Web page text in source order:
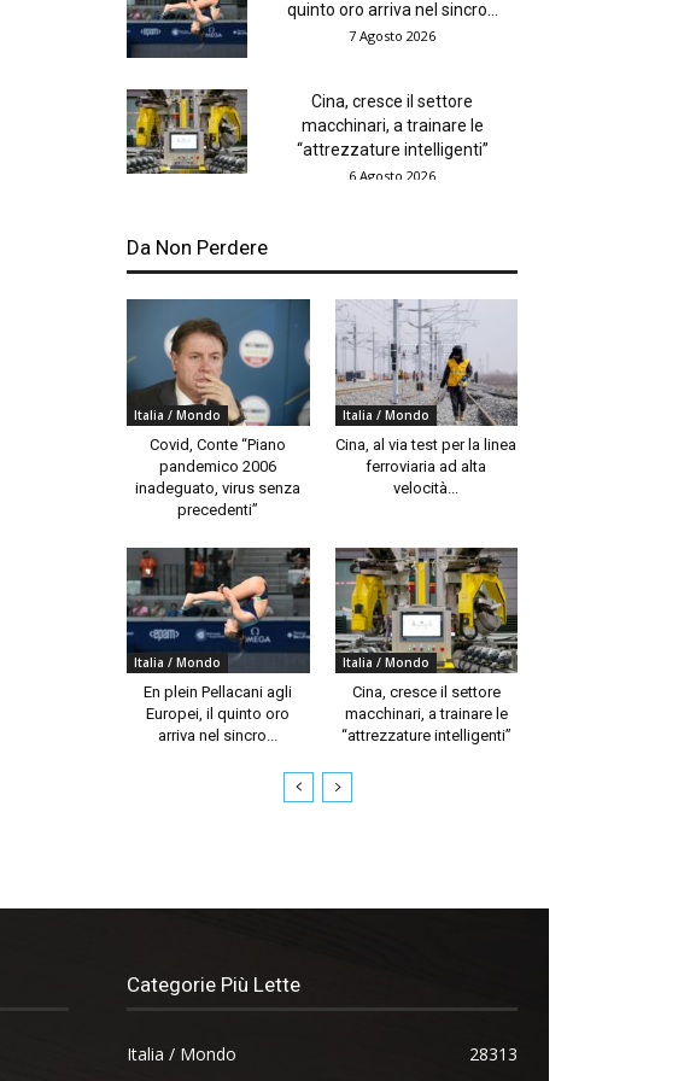
quinto oro arriva nel sincro...
7 Agosto 2026
Cina, cresce il settore
macchinari, a trainare le
“attrezzature intelligenti”
6 Agosto 2026
Da Non Perdere
Italia / Mondo
Covid, Conte “Piano
pandemico 2006
inadeguato, virus senza
precedenti”
Italia / Mondo
Cina, al via test per la linea
ferroviaria ad alta
velocità...
Italia / Mondo
En plein Pellacani agli
Europei, il quinto oro
arriva nel sincro...
Italia / Mondo
Cina, cresce il settore
macchinari, a trainare le
“attrezzature intelligenti”
Categorie Più Lette
Italia / Mondo
28313